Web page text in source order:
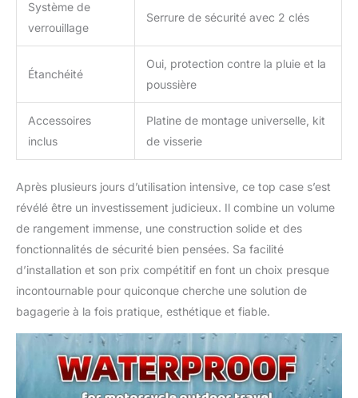
Système de
verrouillage
Serrure de sécurité avec 2 clés
Étanchéité
Oui, protection contre la pluie et la
poussière
Accessoires
inclus
Platine de montage universelle, kit
de visserie
Après plusieurs jours d’utilisation intensive, ce top case s’est
révélé être un investissement judicieux. Il combine un volume
de rangement immense, une construction solide et des
fonctionnalités de sécurité bien pensées. Sa facilité
d’installation et son prix compétitif en font un choix presque
incontournable pour quiconque cherche une solution de
bagagerie à la fois pratique, esthétique et fiable.